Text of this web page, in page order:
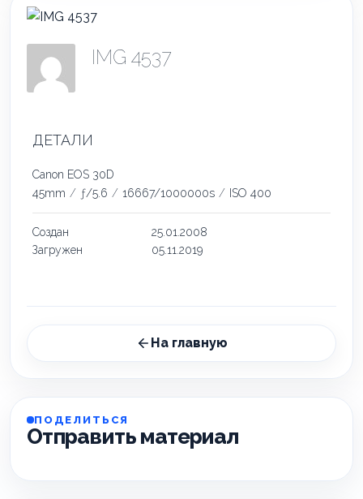
IMG 4537
ДЕТАЛИ
Canon EOS 30D
45mm / ƒ/5.6 / 16667/1000000s / ISO 400
Создан
25.01.2008
Загружен
05.11.2019
На главную
ПОДЕЛИТЬСЯ
Отправить материал